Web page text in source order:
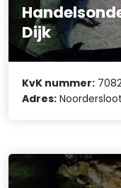
Dijk
KvK nummer:
Adres: